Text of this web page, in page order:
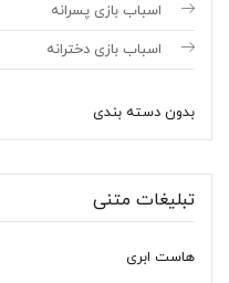
اسباب بازی پسرانه
اسباب بازی دخترانه
بدون دسته بندی
تبلیغات متنی
هاست ابری